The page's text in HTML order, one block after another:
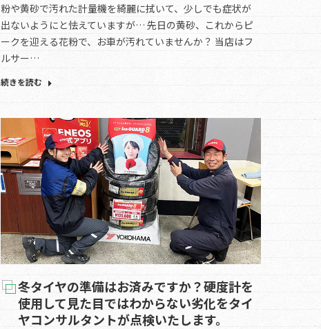
粉や黄砂で汚れた計量機を綺麗に拭いて、少しでも症状が
出ないようにと怯えていますが… 先日の黄砂、これからピ
ークを迎える花粉で、お車が汚れていませんか？ 当店はフ
ルサー…
続きを読む
冬タイヤの準備はお済みですか？硬度計を
使用して見た目ではわからない劣化をタイ
ヤコンサルタントが点検いたします。